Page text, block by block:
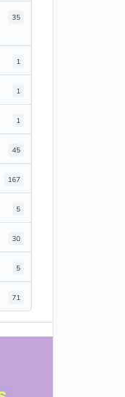
35
1
1
1
45
167
5
30
5
71